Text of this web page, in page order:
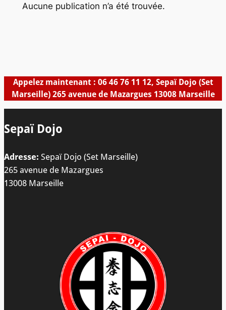
Aucune publication n’a été trouvée.
Appelez maintenant : 06 46 76 11 12, Sepaï Dojo (Set
Marseille) 265 avenue de Mazargues 13008 Marseille
Sepaï Dojo
Adresse: Sepaï Dojo (Set Marseille)
265 avenue de Mazargues
13008 Marseille